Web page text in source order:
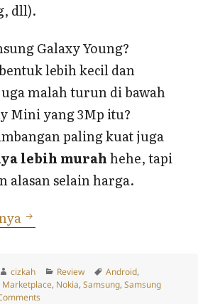
dll).
Galaxy Young?
lebih kecil dan
malah turun di bawah
Mini yang 3Mp itu?
paling kuat juga
lebih murahhehe, tapi
alasan selain harga.
Tips dan Review
Author
cizkah Categories
Review Tags
Android,
Marketplace, Nokia,Samsung,Samsung
on Tips dan Review Handphone